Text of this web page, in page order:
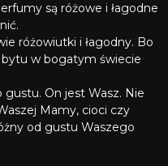
są różowe i łagodne
różowiutki i łagodny. Bo
w bogatym świecie
gustu. On jest Wasz. Nie
Mamy, cioci czy
od gustu Waszego